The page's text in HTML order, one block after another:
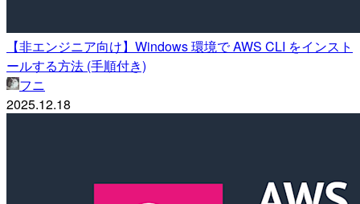
【非エンジニア向け】Windows 環境で AWS CLI をインスト
ールする方法 (手順付き)
フニ
2025.12.18